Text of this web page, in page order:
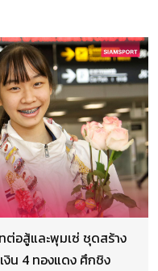
ต่อสู้และพุมเซ่ ชุดสร้าง
งิน 4 ทองแดง ศึกชิง